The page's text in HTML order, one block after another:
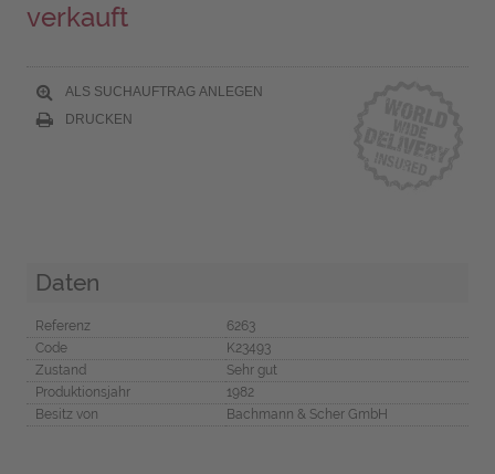
verkauft
ALS SUCHAUFTRAG ANLEGEN
DRUCKEN
Daten
Referenz
6263
Code
K23493
Zustand
Sehr gut
Produktionsjahr
1982
Besitz von
Bachmann & Scher GmbH